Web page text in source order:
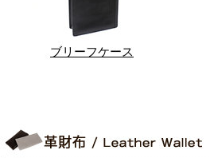
ブリーフケース